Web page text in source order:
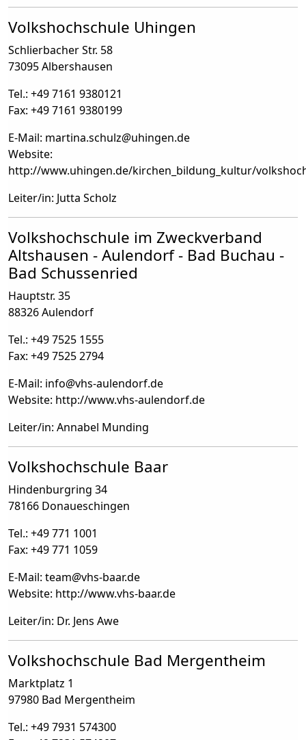
Volkshochschule Uhingen
Schlierbacher Str. 58
73095 Albershausen
Tel.: +49 7161 9380121
Fax: +49 7161 9380199
E-Mail: martina.schulz@uhingen.de
Website:
http://www.uhingen.de/kirchen_bildung_kultur/
Leiter/in: Jutta Scholz
Volkshochschule im Zweckverband
Altshausen - Aulendorf - Bad Buchau -
Bad Schussenried
Hauptstr. 35
88326 Aulendorf
Tel.: +49 7525 1555
Fax: +49 7525 2794
E-Mail: info@vhs-aulendorf.de
Website: http://www.vhs-aulendorf.de
Leiter/in: Annabel Munding
Volkshochschule Baar
Hindenburgring 34
78166 Donaueschingen
Tel.: +49 771 1001
Fax: +49 771 1059
E-Mail: team@vhs-baar.de
Website: http://www.vhs-baar.de
Leiter/in: Dr. Jens Awe
Volkshochschule Bad Mergentheim
Marktplatz 1
97980 Bad Mergentheim
Tel.: +49 7931 574300